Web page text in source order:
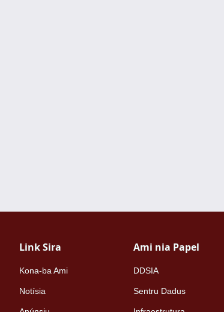
Link Sira
Kona-ba Ami
Notísia
Ami nia Papel
DDSIA
Sentru Dadus